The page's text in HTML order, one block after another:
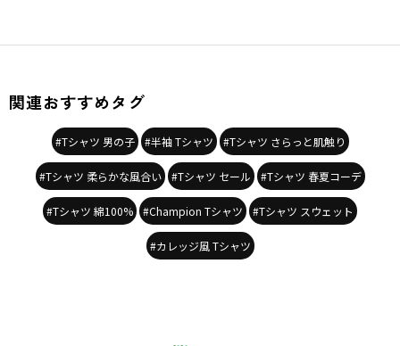
関連おすすめタグ
#Tシャツ 男の子 #半袖 Tシャツ #Tシャツ さらっと肌触り
#Tシャツ 柔らかな風合い #Tシャツ セール #Tシャツ 春夏コーデ
#Tシャツ 綿100% #Champion Tシャツ #Tシャツ スウェット
#カレッジ風 Tシャツ